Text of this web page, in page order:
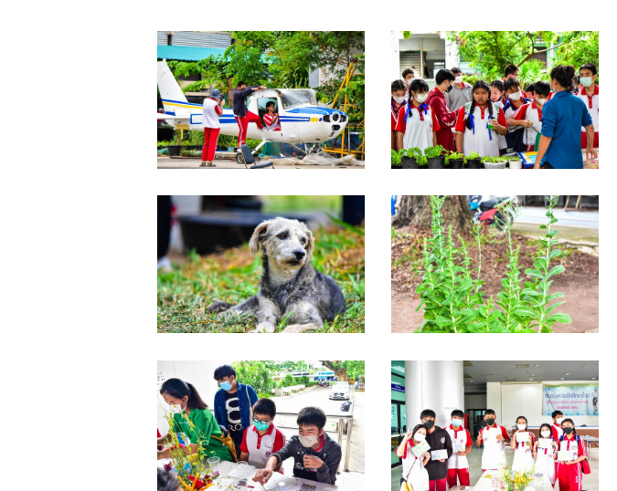
DSC_0084 DSC_0082
DSC_0078 DSC_0073
DSC_0068 DSC_0067